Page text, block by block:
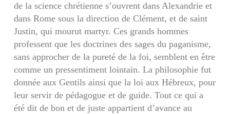
de la science chrétienne s’ouvrent dans Alexandrie et
dans Rome sous la direction de Clément, et de saint
Justin, qui mourut martyr. Ces grands hommes
professent que les doctrines des sages du paganisme,
sans approcher de la pureté de la foi, semblent en être
comme un pressentiment lointain. La philosophie fut
donnée aux Gentils ainsi que la loi aux Hébreux, pour
leur servir de pédagogue et de guide. Tout ce qui a
été dit de bon et de juste appartient d’avance au